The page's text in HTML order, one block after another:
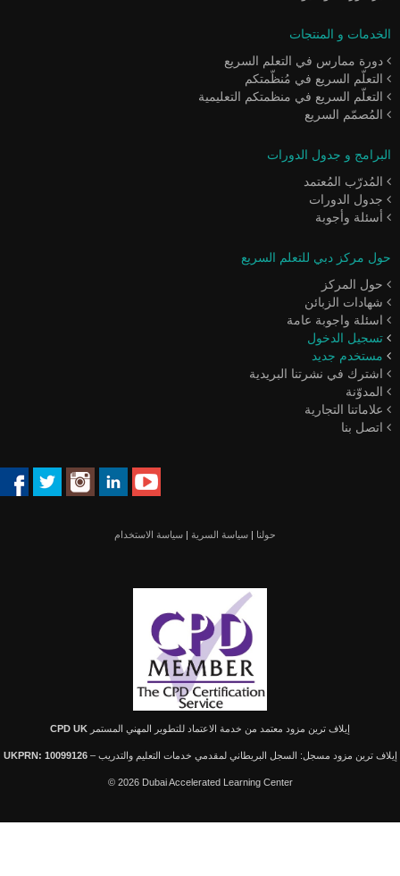
الخدمات و المنتجات
دورة ممارس في التعلم السريع
التعلّم السريع في مُنظّمتكم
التعلّم السريع في منظمتكم التعليمية
المُصمّم السريع
البرامج و جدول الدورات
المُدرّب المُعتمد
جدول الدورات
أسئلة وأجوبة
حول مركز دبي للتعلم السريع
حول المركز
شهادات الزبائن
اسئلة واجوبة عامة
تسجيل الدخول
مستخدم جديد
اشترك في نشرتنا البريدية
المدوّنة
علاماتنا التجارية
اتصل بنا
حولنا| سياسة السرية |سياسة الاستخدام
إيلاف ترين مزود معتمد من خدمة الاعتماد للتطوير المهني المستمرCPD UK
ترين مزود مسجل: السجل البريطاني لمقدمي خدمات التعليم والتدريب – UKPRN: 10099126
© 2026 Dubai Accelerated Learning Center